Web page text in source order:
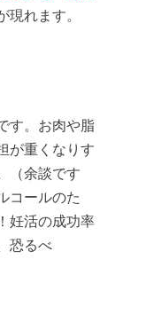
現れます。
す。お肉や脂
が重くなりす
（余談です
コールのた
妊活の成功率
恐るべ